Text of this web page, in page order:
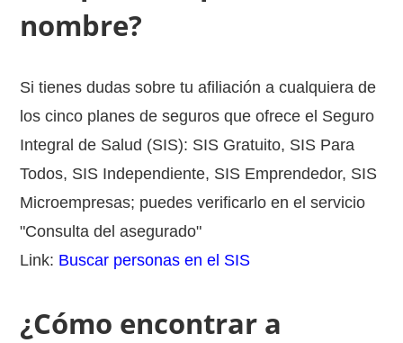
nombre?
Si tienes dudas sobre tu afiliación a cualquiera de
los cinco planes de seguros que ofrece el Seguro
Integral de Salud (SIS): SIS Gratuito, SIS Para
Todos, SIS Independiente, SIS Emprendedor, SIS
Microempresas; puedes verificarlo en el servicio
"Consulta del asegurado"
Link: Buscar personas en el SIS
¿Cómo encontrar a